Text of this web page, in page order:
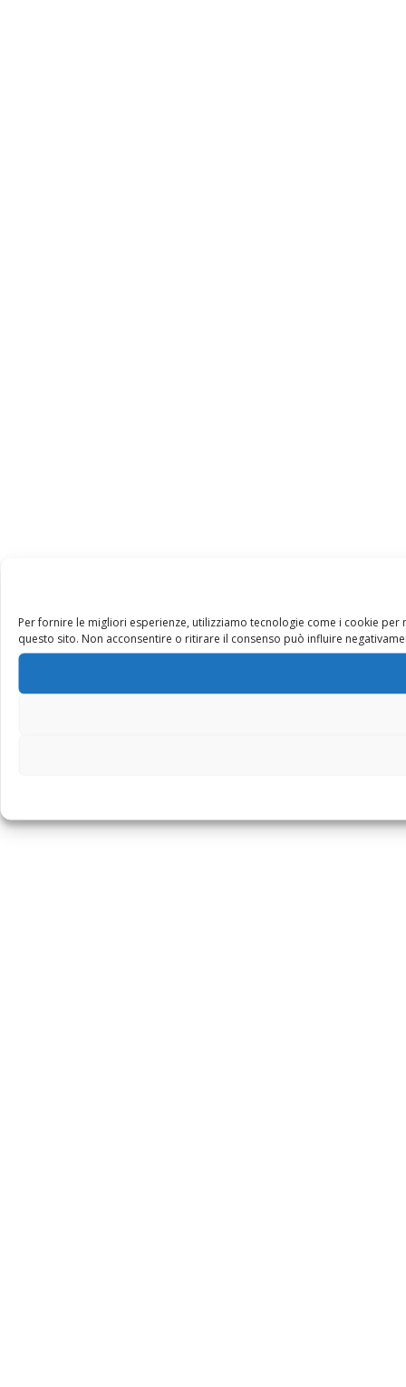
Per fornire le migliori esperienze, utilizziamo tecnologie come i cookie
questo sito. Non acconsentire o ritirare il consenso può influire